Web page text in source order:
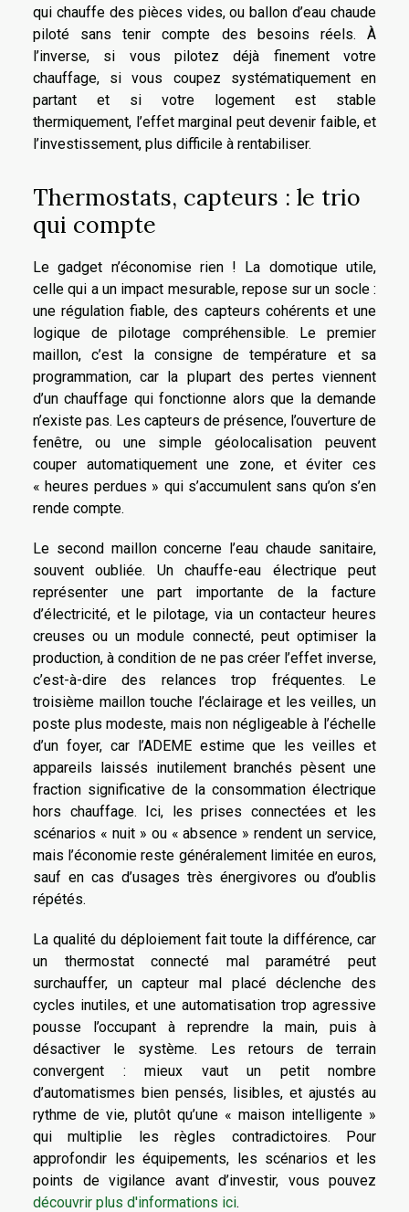
qui chauffe des pièces vides, ou ballon d’eau chaude
piloté sans tenir compte des besoins réels. À
l’inverse, si vous pilotez déjà finement votre
chauffage, si vous coupez systématiquement en
partant et si votre logement est stable
thermiquement, l’effet marginal peut devenir faible, et
l’investissement, plus difficile à rentabiliser.
Thermostats, capteurs : le trio
qui compte
Le gadget n’économise rien ! La domotique utile,
celle qui a un impact mesurable, repose sur un socle :
une régulation fiable, des capteurs cohérents et une
logique de pilotage compréhensible. Le premier
maillon, c’est la consigne de température et sa
programmation, car la plupart des pertes viennent
d’un chauffage qui fonctionne alors que la demande
n’existe pas. Les capteurs de présence, l’ouverture de
fenêtre, ou une simple géolocalisation peuvent
couper automatiquement une zone, et éviter ces
« heures perdues » qui s’accumulent sans qu’on s’en
rende compte.
Le second maillon concerne l’eau chaude sanitaire,
souvent oubliée. Un chauffe-eau électrique peut
représenter une part importante de la facture
d’électricité, et le pilotage, via un contacteur heures
creuses ou un module connecté, peut optimiser la
production, à condition de ne pas créer l’effet inverse,
c’est-à-dire des relances trop fréquentes. Le
troisième maillon touche l’éclairage et les veilles, un
poste plus modeste, mais non négligeable à l’échelle
d’un foyer, car l’ADEME estime que les veilles et
appareils laissés inutilement branchés pèsent une
fraction significative de la consommation électrique
hors chauffage. Ici, les prises connectées et les
scénarios « nuit » ou « absence » rendent un service,
mais l’économie reste généralement limitée en euros,
sauf en cas d’usages très énergivores ou d’oublis
répétés.
La qualité du déploiement fait toute la différence, car
un thermostat connecté mal paramétré peut
surchauffer, un capteur mal placé déclenche des
cycles inutiles, et une automatisation trop agressive
pousse l’occupant à reprendre la main, puis à
désactiver le système. Les retours de terrain
convergent : mieux vaut un petit nombre
d’automatismes bien pensés, lisibles, et ajustés au
rythme de vie, plutôt qu’une « maison intelligente »
qui multiplie les règles contradictoires. Pour
approfondir les équipements, les scénarios et les
points de vigilance avant d’investir, vous pouvez
découvrir plus d'informations ici.